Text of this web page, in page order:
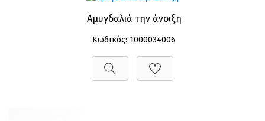
Αμυγδαλιά την άνοιξη
Κωδικός: 1000034006